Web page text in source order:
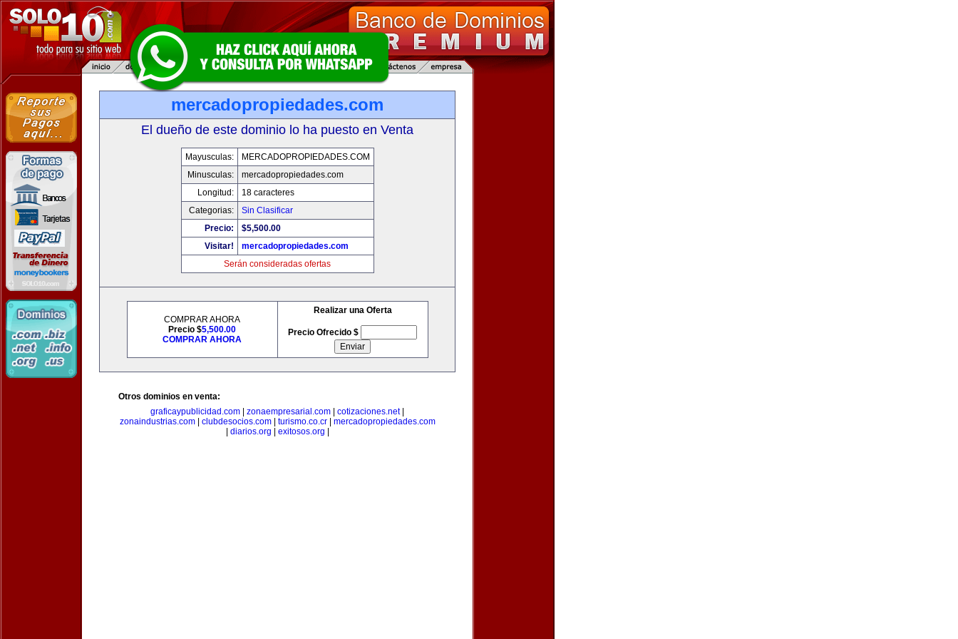
mercadopropiedades.com
El dueño de este dominio lo ha puesto en Venta
Mayusculas:
MERCADOPROPIEDADES.COM
Minusculas:
mercadopropiedades.com
Longitud:
18 caracteres
Categorias:
Sin Clasificar
Precio:
$5,500.00
Visitar!
mercadopropiedades.com
Serán consideradas ofertas
COMPRAR AHORA
Precio $5,500.00
COMPRAR AHORA
Realizar una Oferta
Precio Ofrecido $
Otros dominios en venta:
graficaypublicidad.com
zonaempresarial.com cotizaciones.net|
zonaindustrias.com| clubdesocios.com| turismo.co.cr| mercadopropiedades.com
diarios.org exitosos.org